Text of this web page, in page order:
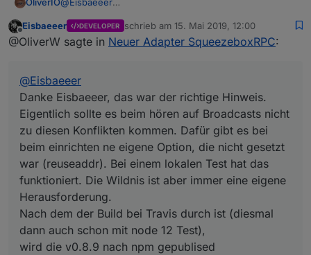
host.NAS	2019-05-15 11:27:45.508	error
OliverIO@Eisbaeeer
Eigentlich sollte es beim hören auf Broadcasts nicht
zu diesen Konflikten kommen. Dafür gibt es bei beim
funktioniert. Die Wildnis ist aber immer eine eigene
Herausforderung.
Nach dem der Build bei Travis durch ist (diesmal dann
auch schon mit node 12 Test),
wird die v0.8.9 nach npm gepublised
Für einen weiteren Test wäre ich dankbar.
Offline
Eisbaeeer DEVELOPER schrieb am 15. Mai 2019, 12:00
zuletzt editiert von
@OliverW sagte in Neuer Adapter SqueezeboxRPC:
@Eisbaeeer
Danke Eisbaeeer, das war der richtige Hinweis.
Eigentlich sollte es beim hören auf Broadcasts nicht
zu diesen Konflikten kommen. Dafür gibt es bei
beim einrichten ne eigene Option, die nicht gesetzt
war (reuseaddr). Bei einem lokalen Test hat das
funktioniert. Die Wildnis ist aber immer eine eigene
Herausforderung.
Nach dem der Build bei Travis durch ist (diesmal
dann auch schon mit node 12 Test),
wird die v0.8.9 nach npm gepublised